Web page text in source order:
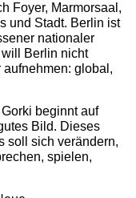
Foyer, Marmorsaal,
und Stadt. Berlin ist
nationaler
Berlin nicht
global,
beginnt auf
Bild. Dieses
soll sich verändern,
spielen,